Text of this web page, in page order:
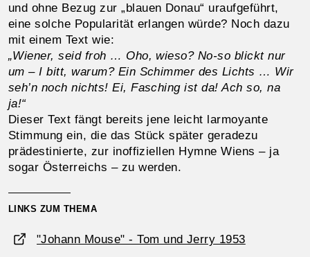
und ohne Bezug zur „blauen Donau“ uraufgeführt,
eine solche Popularität erlangen würde? Noch dazu
mit einem Text wie:
„Wiener, seid froh … Oho, wieso? No-so blickt nur
um – I bitt, warum? Ein Schimmer des Lichts … Wir
seh’n noch nichts! Ei, Fasching ist da! Ach so, na
ja!“
Dieser Text fängt bereits jene leicht larmoyante
Stimmung ein, die das Stück später geradezu
prädestinierte, zur inoffiziellen Hymne Wiens – ja
sogar Österreichs – zu werden.
LINKS ZUM THEMA
"Johann Mouse" - Tom und Jerry 1953